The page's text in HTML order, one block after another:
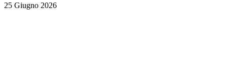
25 Giugno 2026